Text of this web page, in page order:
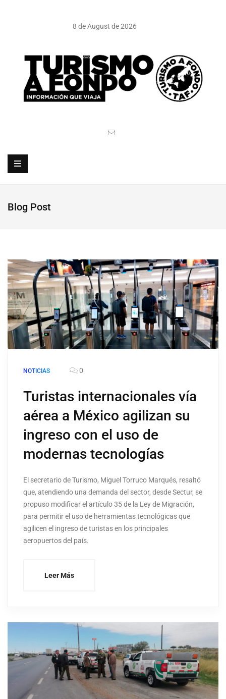
8 de August de 2026
Blog Post
NOTICIAS 0
Turistas internacionales vía
aérea a México agilizan su
ingreso con el uso de
modernas tecnologías
El secretario de Turismo, Miguel Torruco Marqués, resaltó
que, atendiendo una demanda del sector, desde Sectur, se
propuso modificar el artículo 35 de la Ley de Migración,
para permitir el uso de herramientas tecnológicas que
agilicen el ingreso de turistas en los principales
aeropuertos del país.
Leer Más